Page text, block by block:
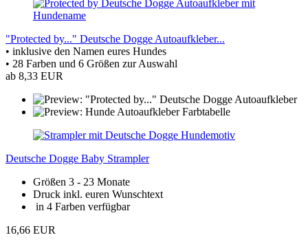
"Protected by..." Deutsche Dogge Autoaufkleber...
• inklusive den Namen eures Hundes
• 28 Farben und 6 Größen zur Auswahl
ab 8,33 EUR
Deutsche Dogge Baby Strampler
Größen 3 - 23 Monate
Druck inkl. euren Wunschtext
in 4 Farben verfügbar
16,66 EUR